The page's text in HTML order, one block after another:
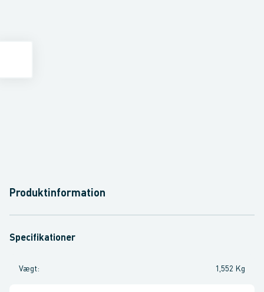
Produktinformation
Specifikationer
Vægt: 1,552 Kg